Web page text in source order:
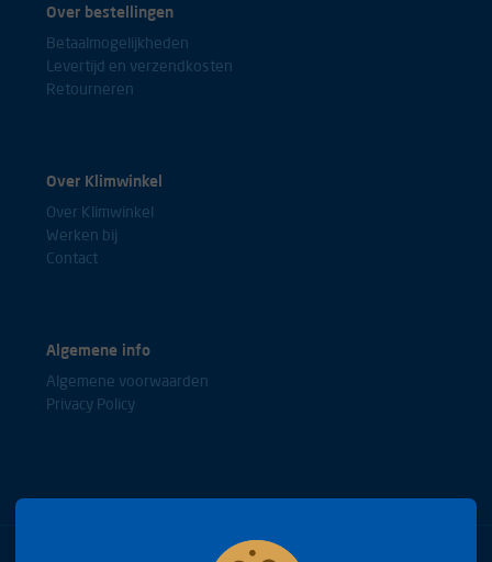
Over bestellingen
Betaalmogelijkheden
Levertijd en verzendkosten
Retourneren
Over Klimwinkel
Over Klimwinkel
Werken bij
Contact
Algemene info
Algemene voorwaarden
Privacy Policy